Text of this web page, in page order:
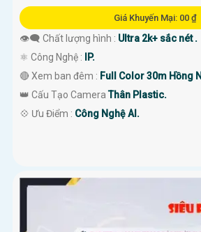
Giá Khuyến Mại: 00 ₫
👁️‍🗨 Chất lượng hình : Ultra 2k+ sắc nét .
⚛️ Công Nghệ :
IP.
🔴 Xem ban đêm : Full Color 30m Hồng
👑 Cấu Tạo CameraThân Plastic.
️💠 Ưu Điểm : Công Nghệ AI.